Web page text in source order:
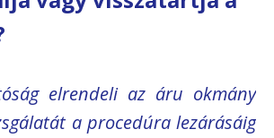
elrendeli az áru okmány
a procedúra lezárásáig